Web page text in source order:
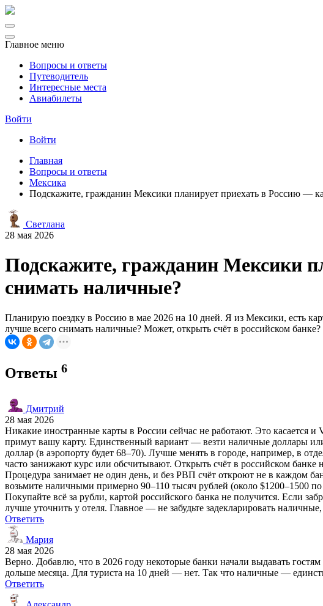
Главное меню
Вопросы и ответы
Путеводитель
Интересные места
Авиабилеты
Войти
Войти
Главная
Вопросы и ответы
Мексика
Подскажите, гражданин Мексики планирует приехать в Россию —
Светлана
28 мая 2026
Подскажите, гражданин Мексики
снимать наличные?
Планирую поездку в Россию в мае 2026 на 10 дней. Я из Мексики, есть
лучше всего снимать наличные? Может, открыть счёт в российском
Ответы 6
Дмитрий
28 мая 2026
Никакие иностранные карты в России сейчас не работают. Это
примут вашу карту. Единственный вариант — везти наличные доллары
доллар (в аэропорту будет 68–70). Лучше менять в городе, например, в
часто занижают курс или обсчитывают. Открыть счёт в российском
Процедура занимает не один день, и без РВП счёт откроют не в каждом
возьмите наличными примерно 90–110 тысяч рублей (около $1200–1500
Покупайте всё за рубли, картой российского банка не получится. Если
лучше уточнить у отеля. Главное — не забудьте задекларировать
Ответить
Мария
28 мая 2026
Верно. Добавлю, что в 2026 году некоторые банки начали выдавать
дольше месяца. Для туриста на 10 дней — нет. Так что наличные —
Ответить